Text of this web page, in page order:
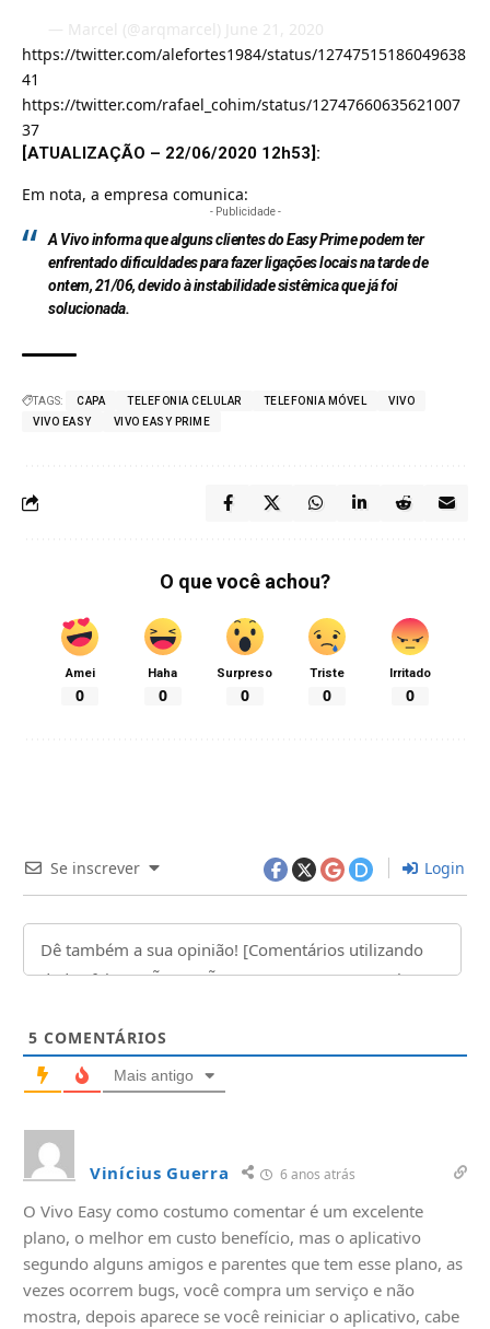
— Marcel (@arqmarcel)
June 21, 2020
https://twitter.com/alefortes1984/status/12747515186049638
41
https://twitter.com/rafael_cohim/status/12747660635621007
37
[ATUALIZAÇÃO – 22/06/2020 12h53]:
Em nota, a empresa comunica:
- Publicidade -
A Vivo informa que alguns clientes do Easy Prime podem ter
enfrentado dificuldades para fazer ligações locais na tarde de
ontem, 21/06, devido à instabilidade sistêmica que já foi
solucionada.
TAGS: CAPA TELEFONIA CELULAR TELEFONIA MÓVEL
VIVO
VIVO EASY
VIVO EASY PRIME
O que você achou?
Amei
0
Haha
0
Surpreso
0
Triste
0
Irritado
0
Se inscrever Login
5 COMENTÁRIOS
Mais antigo
Vinícius Guerra 6 anos atrás
O Vivo Easy como costumo comentar é um excelente
plano, o melhor em custo benefício, mas o aplicativo
segundo alguns amigos e parentes que tem esse plano, as
vezes ocorrem bugs, você compra um serviço e não
mostra, depois aparece se você reiniciar o aplicativo, cabe